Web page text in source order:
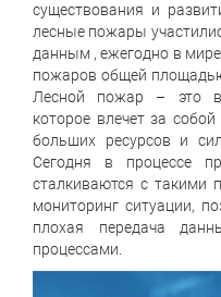
существования и
лесные пожары
данным , ежегодно в
пожаров общей
Лесной пожар – это
которое влечет за
больших ресурсов и
Сегодня в процессе
сталкиваются с такими
мониторинг ситуации,
плохая передача
процессами.